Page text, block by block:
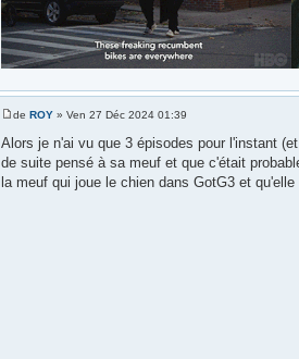
de ROY» Ven 27 Déc 2024 01:39
Alors je n'ai vu que 3 épisodes pour l'instant
de suite pensé à sa meuf et que c'était
la meuf qui joue le chien dans GotG3 et